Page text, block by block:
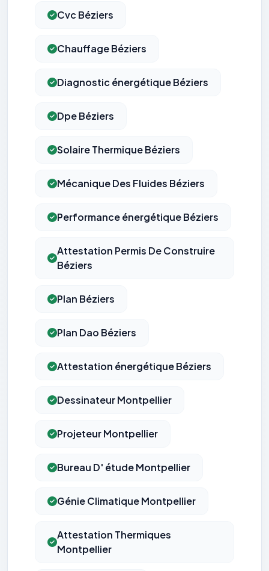
Cvc Béziers
Chauffage Béziers
Diagnostic énergétique Béziers
Dpe Béziers
Solaire Thermique Béziers
Mécanique Des Fluides Béziers
Performance énergétique Béziers
Attestation Permis De Construire
Béziers
Plan Béziers
Plan Dao Béziers
Attestation énergétique Béziers
Dessinateur Montpellier
Projeteur Montpellier
Bureau D' étude Montpellier
Génie Climatique Montpellier
Attestation Thermiques
Montpellier